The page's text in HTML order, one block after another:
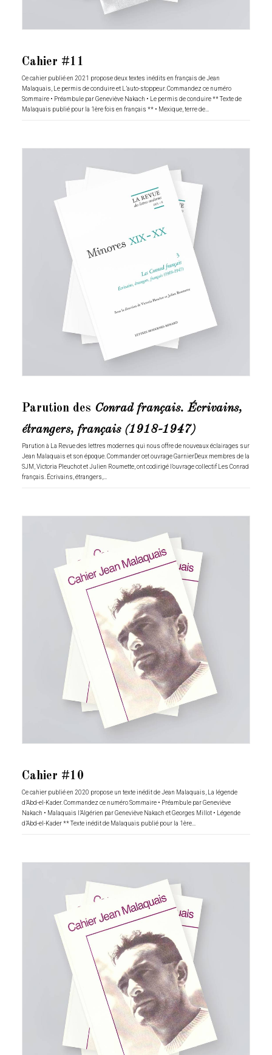
Cahier #11
Ce cahier publié en 2021 propose deux textes inédits en français de Jean
Malaquais, Le permis de conduire et L’auto-stoppeur. Commandez ce numéro
Sommaire • Préambule par Geneviève Nakach • Le permis de conduire ** Texte de
Malaquais publié pour la 1ère fois en français ** • Mexique, terre de…
Parution des Conrad français. Écrivains,
étrangers, français (1918-1947)
Parution à La Revue des lettres modernes qui nous offre de nouveaux éclairages sur
Jean Malaquais et son époque. Commander cet ouvrage GarnierDeux membres de la
SJM, Victoria Pleuchot et Julien Roumette, ont codirigé l’ouvrage collectif Les Conrad
français. Écrivains, étrangers,…
Cahier #10
Ce cahier publié en 2020 propose un texte inédit de Jean Malaquais, La légende
d’Abd-el-Kader. Commandez ce numéro Sommaire • Préambule par Geneviève
Nakach • Malaquais l’Algérien par Geneviève Nakach et Georges Millot • Légende
d’Abd-el-Kader ** Texte inédit de Malaquais publié pour la 1ère…